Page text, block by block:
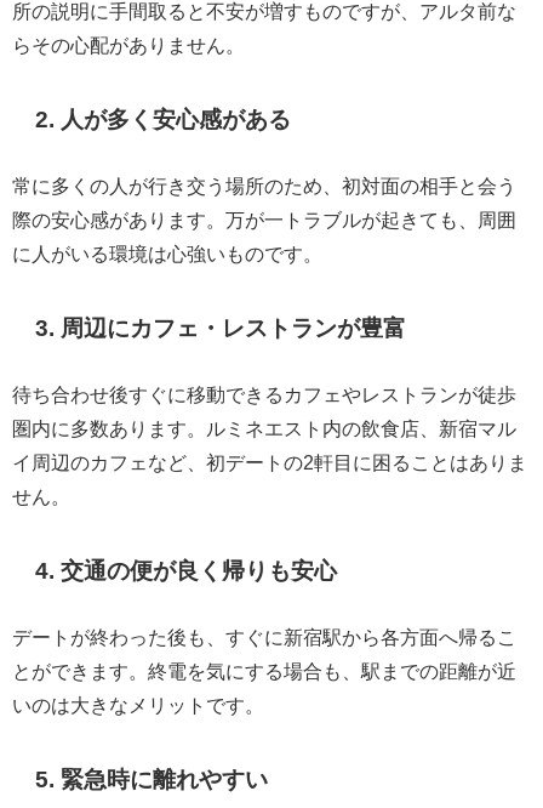
所の説明に手間取ると不安が増すものですが、アルタ前な
らその心配がありません。
2. 人が多く安心感がある
常に多くの人が行き交う場所のため、初対面の相手と会う
際の安心感があります。万が一トラブルが起きても、周囲
に人がいる環境は心強いものです。
3. 周辺にカフェ・レストランが豊富
待ち合わせ後すぐに移動できるカフェやレストランが徒歩
圏内に多数あります。ルミネエスト内の飲食店、新宿マル
イ周辺のカフェなど、初デートの2軒目に困ることはありま
せん。
4. 交通の便が良く帰りも安心
デートが終わった後も、すぐに新宿駅から各方面へ帰るこ
とができます。終電を気にする場合も、駅までの距離が近
いのは大きなメリットです。
5. 緊急時に離れやすい